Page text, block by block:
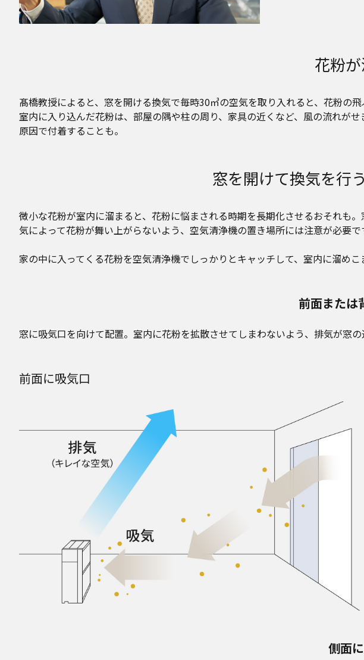
花粉
髙橋教授によると、窓を開ける換気で毎時30㎥の空気を取り入れると、花粉の
室内に入り込んだ花粉は、部屋の隅や柱の周り、家具の近くなど、風の流れが
原因で付着することも。
窓を開けて換気を行
微小な花粉が室内に溜まると、花粉に悩まされる時期を長期化させるおそれも
気によって花粉が舞い上がらないよう、空気清浄機の置き場所には注意が必要で
家の中に入ってくる花粉を空気清浄機でしっかりとキャッチして、室内に溜めこ
前面または
窓に吸気口を向けて配置。室内に花粉を拡散させてしまわないよう、排気が窓
前面に吸気口
側面